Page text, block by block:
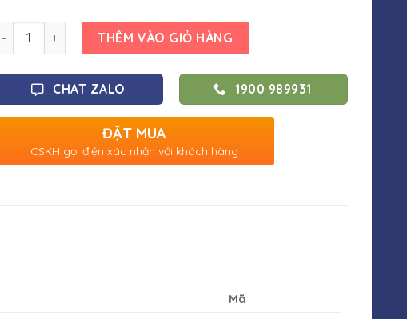
Số lượng THÊM VÀO GIỎ HÀNG
CHAT ZALO 1900 989931
ĐẶT MUA
CSKH gọi điện xác nhận với khách hàng
Mã